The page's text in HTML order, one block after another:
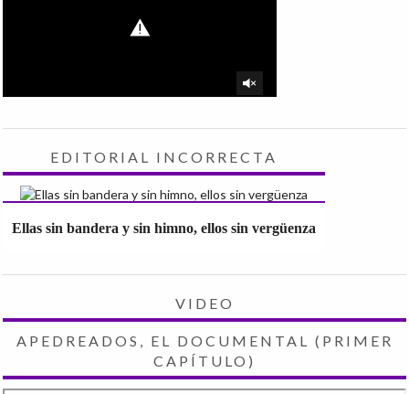
EDITORIAL INCORRECTA
Ellas sin bandera y sin himno, ellos sin vergüenza
VIDEO
APEDREADOS, EL DOCUMENTAL (PRIMER
CAPÍTULO)